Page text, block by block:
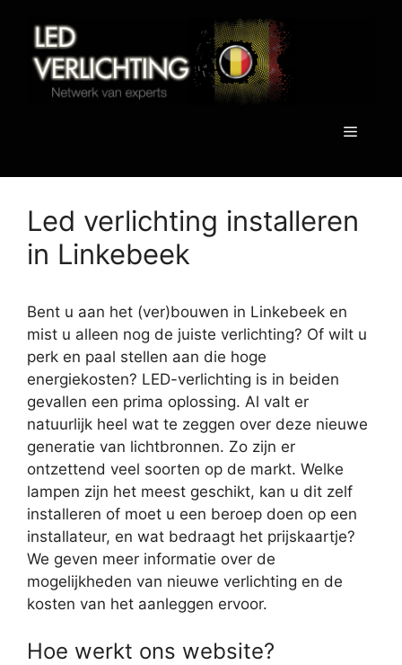
inhoud
Menu
Led verlichting installeren
in Linkebeek
Bent u aan het (ver)bouwen in Linkebeek en
mist u alleen nog de juiste verlichting? Of wilt u
perk en paal stellen aan die hoge
energiekosten? LED-verlichting is in beiden
gevallen een prima oplossing. Al valt er
natuurlijk heel wat te zeggen over deze nieuwe
generatie van lichtbronnen. Zo zijn er
ontzettend veel soorten op de markt. Welke
lampen zijn het meest geschikt, kan u dit zelf
installeren of moet u een beroep doen op een
installateur, en wat bedraagt het prijskaartje?
We geven meer informatie over de
mogelijkheden van nieuwe verlichting en de
kosten van het aanleggen ervoor.
Hoe werkt ons website?